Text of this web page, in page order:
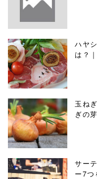
ハヤ
は？
玉ね
ぎの
サー
ー7つ